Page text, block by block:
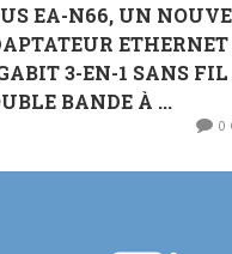
EA-N66, UN
ETHERNET
3-EN-1 SANS FIL
BANDE À ...
0